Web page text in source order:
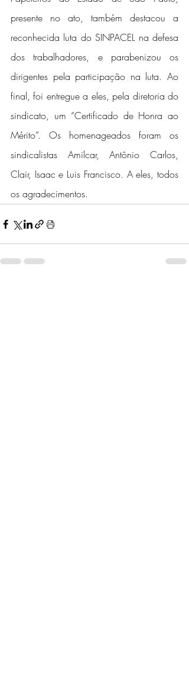
presente no ato, também destacou a
reconhecida luta do SINPACEL na defesa
dos trabalhadores, e parabenizou os
dirigentes pela participação na luta. Ao
final, foi entregue a eles, pela diretoria do
sindicato, um “Certificado de Honra ao
Mérito”. Os homenageados foram os
sindicalistas Amilcar, Antônio Carlos,
Clair, Isaac e Luis Francisco. A eles, todos
os agradecimentos.